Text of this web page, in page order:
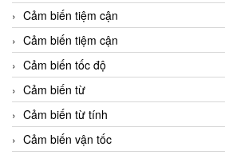
Cảm biến tiệm cận
Cảm biến tiệm cận
Cảm biến tốc độ
Cảm biến từ
Cảm biến từ tính
Cảm biến vận tốc